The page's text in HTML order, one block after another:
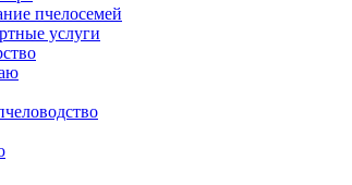
пчелосемей
услуги